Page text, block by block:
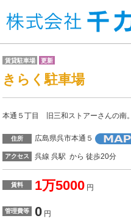
賃貸駐車場 更新
きらく駐車場
本通５丁目 旧三和ストアーさんの南。
住所 広島県呉市本通５
アクセス 呉線 呉駅 から 徒歩20分
賃料 1万5000 円
管理費等 0 円